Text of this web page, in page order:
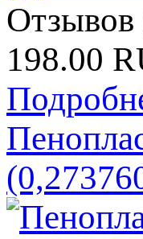
Отзывов
198.00